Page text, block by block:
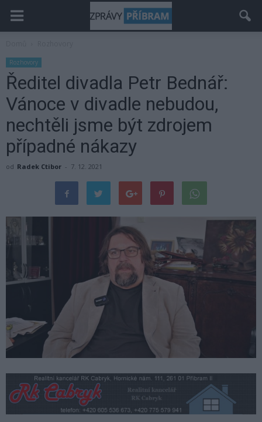
Rozhovory
Ředitel divadla Petr Bednář:
Vánoce v divadle nebudou,
nechtěli jsme být zdrojem
případné nákazy
od Radek Ctibor - 7. 12. 2021